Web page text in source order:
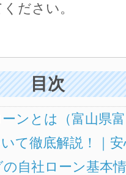
ださい。
目次
ンとは（富山県
て徹底解説！｜
自社ローン基本